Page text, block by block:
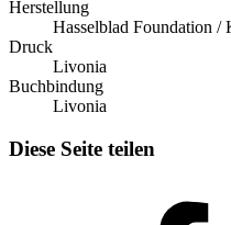
Herstellung
Hasselblad Foundation
Druck
Livonia
Buchbindung
Livonia
Diese Seite teilen